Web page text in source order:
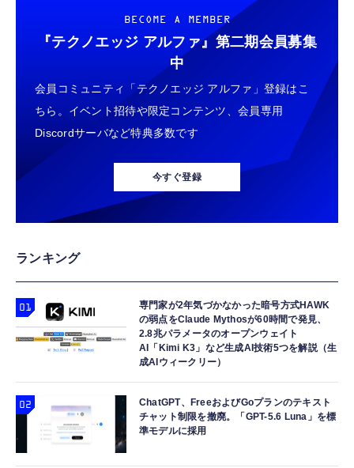
BECOME A MEMBER
『テクノエッジ アルファ』 第二期会員募集
中
会員コミュニティ「テクノエッジ アルファ」登録はこ
ちら。イベント招待や限定コンテンツ、会員専用
Discordサーバなど特典多数です
今すぐ登録
ランキング
専門家が2年気づかなかった暗号方式HAWK
の弱点をClaude Mythosが60時間で発見、
2.8兆パラメータのオープンウェイト
AI「Kimi K3」など生成AI技術5つを解説（生
成AIウィークリー）
ChatGPT、FreeおよびGoプランのテキスト
チャット制限を撤廃。「GPT-5.6 Luna」を標
準モデルに採用